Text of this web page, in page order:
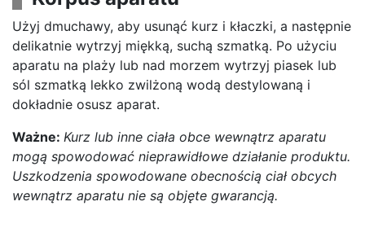
Użyj dmuchawy, aby usunąć kurz i kłaczki, a następnie
delikatnie wytrzyj miękką, suchą szmatką. Po użyciu
aparatu na plaży lub nad morzem wytrzyj piasek lub
sól szmatką lekko zwilżoną wodą destylowaną i
dokładnie osusz aparat.
Ważne: Kurz lub inne ciała obce wewnątrz aparatu
mogą spowodować nieprawidłowe działanie produktu.
Uszkodzenia spowodowane obecnością ciał obcych
wewnątrz aparatu nie są objęte gwarancją.